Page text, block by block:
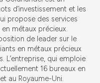
d’investissement et les
propose des services
métaux précieux.
de leader sur le
en métaux précieux
L’entreprise, qui emploie
16 bureaux en
au Royaume-Uni.